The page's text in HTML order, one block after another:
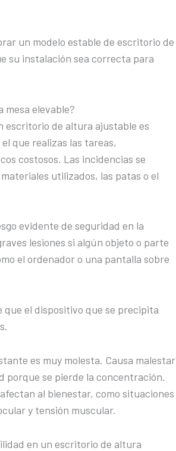
un modelo estable de escritorio de
su instalación sea correcta para
mesa elevable?
escritorio de altura ajustable es
que realizas las tareas,
costosos. Las incidencias se
utilizados, las patas o el
evidente de seguridad en la
lesiones si algún objeto o parte
el ordenador o una pantalla sobre
el dispositivo que se precipita
es muy molesta. Causa malestar
se pierde la concentración.
al bienestar, como situaciones
y tensión muscular.
en un escritorio de altura